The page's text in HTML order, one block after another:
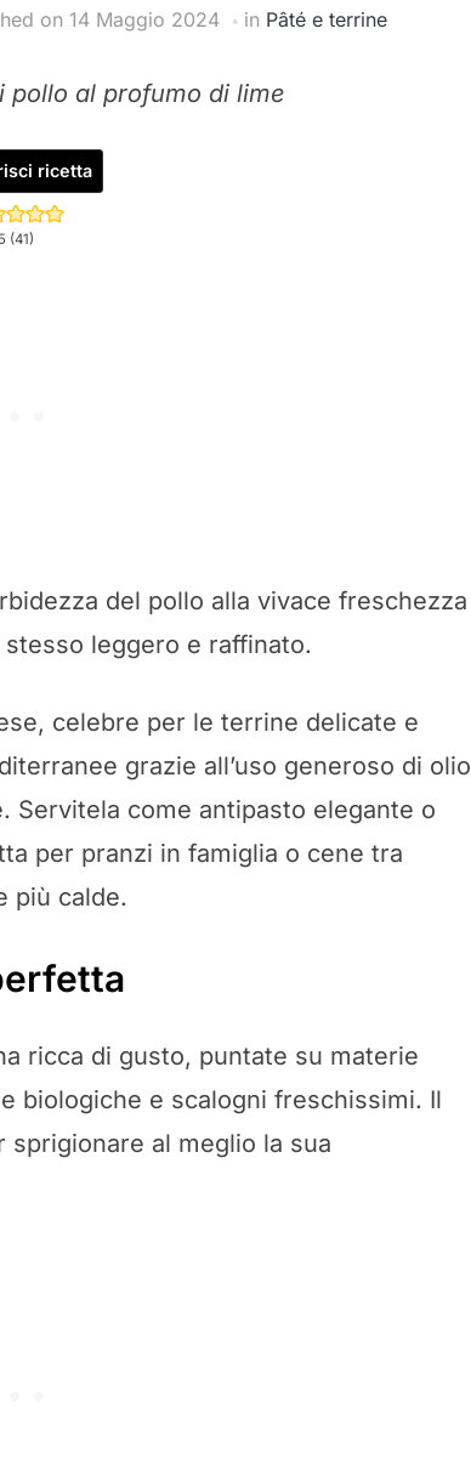
on 14 Maggio 2024 in Pâté e terrine
pollo al profumo di lime
ricetta
(41)
del pollo alla vivace freschezza
leggero e raffinato.
celebre per le terrine delicate e
grazie all’uso generoso di olio
Servitela come antipasto elegante o
per pranzi in famiglia o cene tra
più calde.
ricca di gusto, puntate su materie
biologiche e scalogni freschissimi. Il
sprigionare al meglio la sua